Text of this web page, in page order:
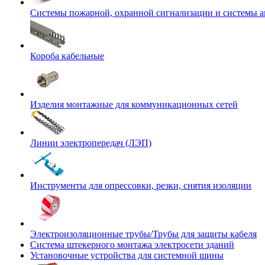
Системы пожарной, охранной сигнализации и системы
Короба кабельные
Изделия монтажные для коммуникационных сетей
Линии электропередач (ЛЭП)
Инструменты для опрессовки, резки, снятия изоляции
Электроизоляционные трубы/Трубы для защиты кабеля
Система штекерного монтажа электросети зданий
Установочные устройства для системной шины